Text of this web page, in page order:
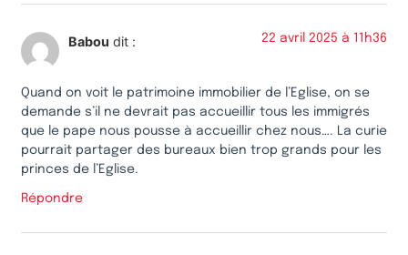
Babou dit : 22 avril 2025 à 11h36
Quand on voit le patrimoine immobilier de l’Eglise, on se
demande s’il ne devrait pas accueillir tous les immigrés
que le pape nous pousse à accueillir chez nous…. La curie
pourrait partager des bureaux bien trop grands pour les
princes de l’Eglise.
Répondre